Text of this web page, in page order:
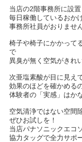
当店の2階事務所に設
毎日稼働しているおか
事務所社員がおりませ
椅子や椅子にかかって
で
異臭が無く空気がきれ
次亜塩素酸が目に見え
効果のほどを確かめる
体験者の「実感」はか
空気清浄ではない空間
ぜひお試しを！
当店パナソニックエコ
協力タッグで全力サポ